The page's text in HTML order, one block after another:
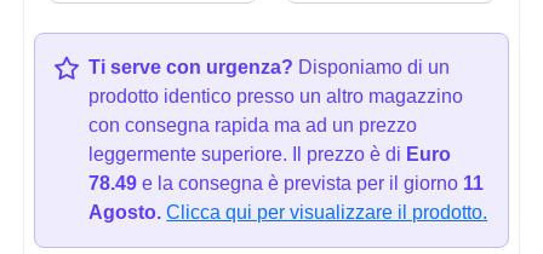
Ti serve con urgenza? Disponiamo di un
prodotto identico presso un altro magazzino
con consegna rapida ma ad un prezzo
leggermente superiore. Il prezzo è di Euro
78.49 e la consegna è prevista per il giorno 11
Agosto. Clicca qui per visualizzare il prodotto.